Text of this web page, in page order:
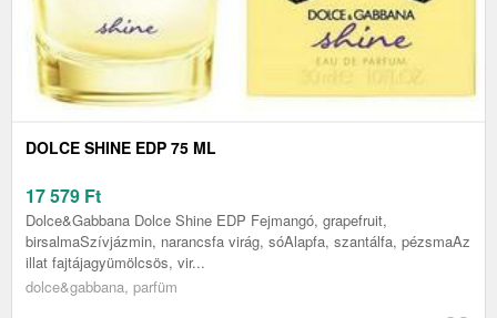
DOLCE SHINE EDP 75 ML
17 579 Ft
Dolce&Gabbana Dolce Shine EDP Fejmangó, grapefruit,
birsalmaSzívjázmin, narancsfa virág, sóAlapfa, szantálfa, pézsmaAz
illat fajtájagyümölcsös, vir...
dolce&gabbana, parfüm